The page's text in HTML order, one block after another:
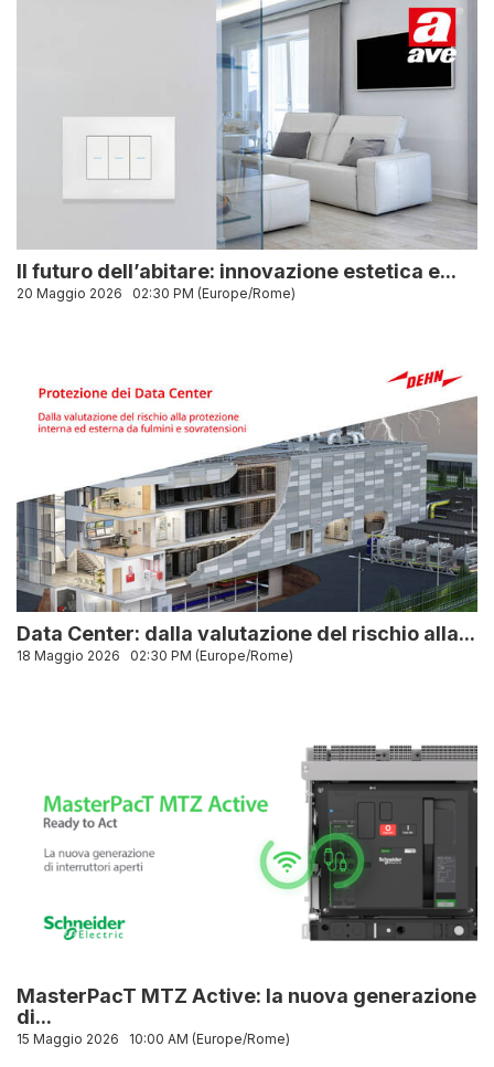
Il futuro dell’abitare: innovazione estetica e...
20 Maggio 2026 02:30 PM (Europe/Rome)
Data Center: dalla valutazione del rischio alla...
18 Maggio 2026 02:30 PM (Europe/Rome)
MasterPacT MTZ Active: la nuova generazione
di...
15 Maggio 2026 10:00 AM (Europe/Rome)